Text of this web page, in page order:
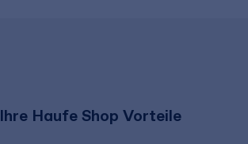
Ihre Haufe Shop Vorteile